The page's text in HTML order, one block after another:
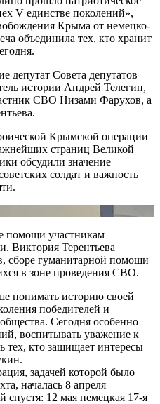
V единстве поколений»,
Крыма от немецко-
объединила тех, кто хранит
депутат Совета депутатов
истории Андрей Телегин,
СВО Низами Фарухов, а
Крымской операции
страниц Великой
обсудили значение
солдат и важность
помощи участникам
Виктория Терентьева
сборе гуманитарной помощи
в зоне проведения СВО.
понимать историю своей
победителей и
Сегодня особенно
воспитывать уважение к
тех, кто защищает интересы
задачей которой было
началась 8 апреля
спустя: 12 мая немецкая 17-я